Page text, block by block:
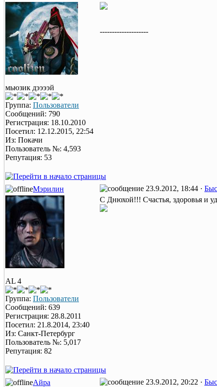
мьюзик дээээй
Группа: Пользователи
Сообщений: 790
Регистрация: 18.10.2010
Посетил: 12.12.2015, 22:54
Из: Покачи
Пользователь №: 4,593
Репутация: 53
--------------------
Мэрилин 23.9.2012, 18:44 ·
AL 4
Группа: Пользователи
Сообщений: 639
Регистрация: 28.8.2011
Посетил: 21.8.2014, 23:40
Из: Санкт-Петербург
Пользователь №: 5,017
Репутация: 82
С Днюхой!!! Счастья, здоровья и
Айра 23.9.2012, 20:22 ·